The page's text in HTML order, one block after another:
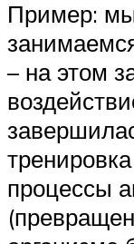
Пример:
– на этом
процессы